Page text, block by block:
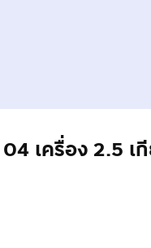
เครื่อง 2.5 เ